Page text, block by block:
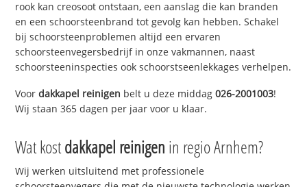
rook kan creosoot ontstaan, een aanslag die kan branden
en een schoorsteenbrand tot gevolg kan hebben. Schakel
bij schoorsteenproblemen altijd een ervaren
schoorsteenvegersbedrijf in onze vakmannen, naast
schoorsteeninspecties ook schoorstseenlekkages verhelpen.
Voordakkapel reinigen belt u deze middag026-2001003!
Wij staan 365 dagen per jaar voor u klaar.
Wat kostdakkapel reinigen in regio Arnhem?
Wij werken uitsluitend met professionele